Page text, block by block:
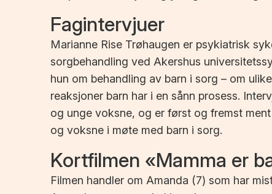
Fagintervjuer
Marianne Rise Trøhaugen er psykiatrisk
sorgbehandling ved Akershus
hun om behandling av barn i sorg – om
reaksjoner barn har i en sånn prosess.
og unge voksne, og er først og fremst
og voksne i møte med barn i sorg.
Kortfilmen «Mamma er
Filmen handler om Amanda (7) som har